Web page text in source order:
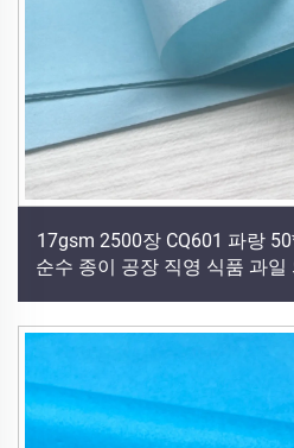
17gsm 2500장 CQ601 파랑
순수 종이 공장 직영 식품 과